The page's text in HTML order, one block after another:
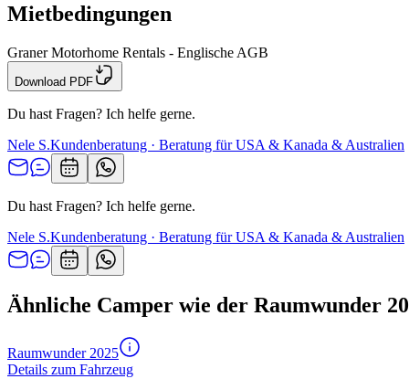
Mietbedingungen
Graner Motorhome Rentals - Englische AGB
Download PDF
Du hast Fragen? Ich helfe gerne.
Nele S.Kundenberatung · Beratung für USA & Kanada & Australien
Du hast Fragen? Ich helfe gerne.
Nele S.Kundenberatung · Beratung für USA & Kanada & Australien
Ähnliche Camper wie der Raumwunder
Raumwunder 2025
Details zum Fahrzeug